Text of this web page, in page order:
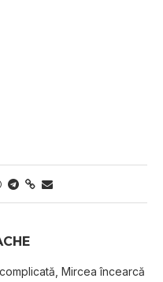
Mircea încearcă